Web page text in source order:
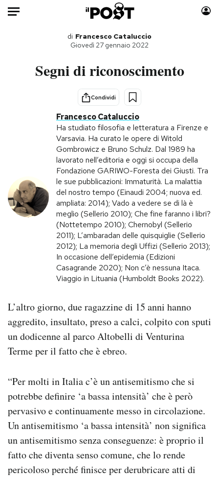
Auto
Tecnologia
Economia
Sport
Libri
Storie/Idee
Ok Boomer!
Media
Europa
Altrecose
Mondiali calcio 2026
NEWSLETTER
I MIEI PREFERITI
SHOP
AREA PERSONALE
Area Personale
Notifiche mobile
Regala il Post
Hai bisogno di aiuto?
di Francesco Cataluccio
Giovedì 27 gennaio 2022
Segni di riconoscimento
Condividi
Francesco Cataluccio
Ha studiato filosofia e letteratura a Firenze e
Varsavia. Ha curato le opere di Witold
Gombrowicz e Bruno Schulz. Dal 1989 ha
lavorato nell’editoria e oggi si occupa della
Fondazione GARIWO-Foresta dei Giusti. Tra
le sue pubblicazioni: Immaturità. La malattia
del nostro tempo (Einaudi 2004; nuova ed.
ampliata: 2014); Vado a vedere se di là è
meglio (Sellerio 2010); Che fine faranno i libri?
(Nottetempo 2010); Chernobyl (Sellerio
2011); L’ambaradan delle quisquiglie (Sellerio
2012); La memoria degli Uffizi (Sellerio 2013);
In occasione dell’epidemia (Edizioni
Casagrande 2020); Non c’è nessuna Itaca.
Viaggio in Lituania (Humboldt Books 2022).
L’altro giorno, due ragazzine di 15 anni hanno
aggredito, insultato, preso a calci, colpito con sputi
un dodicenne al parco Altobelli di Venturina
Terme per il fatto che è ebreo.
“Per molti in Italia c’è un antisemitismo che si
potrebbe definire ‘a bassa intensità’ che è però
pervasivo e continuamente messo in circolazione.
Un antisemitismo ‘a bassa intensità’ non significa
un antisemitismo senza conseguenze: è proprio il
fatto che diventa senso comune, che lo rende
pericoloso perché finisce per derubricare atti di